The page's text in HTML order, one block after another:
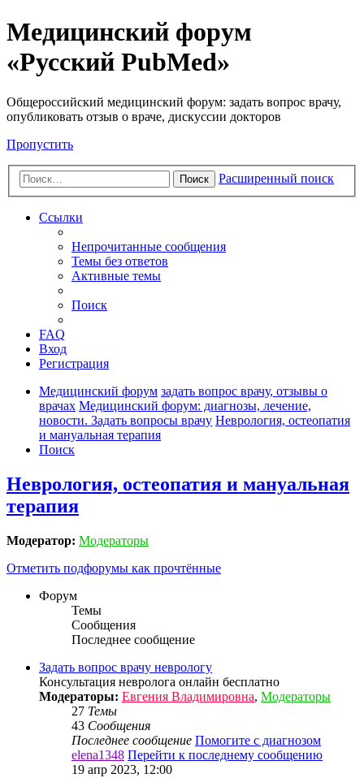
Медицинский форум
«Русский PubMed»
Общероссийский медицинский форум: задать вопрос врачу,
опубликовать отзыв о враче, дискуссии докторов
Пропустить
Поиск Расширенный поиск
Ссылки
Непрочитанные сообщения
Темы без ответов
Активные темы
Поиск
FAQ
Вход
Регистрация
Медицинский форум задать вопрос врачу, отзывы о
врачах Медицинский форум: диагнозы, лечение,
новости. Задать вопросы врачу Неврология, остеопатия
и мануальная терапия
Поиск
Неврология, остеопатия и мануальная
терапия
Модератор: Модераторы
Отметить подфорумы как прочтённые
Форум
Темы
Сообщения
Последнее сообщение
Задать вопрос врачу неврологу
Консультация невролога онлайн бесплатно
Модераторы: Евгения Владимировна, Модераторы
27 Темы
43 Сообщения
Последнее сообщение Помогите с диагнозом
elena1348 Перейти к последнему сообщению
19 апр 2023, 12:00